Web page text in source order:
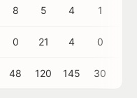
8 5 4 1
0 21 4 0
48 120 145 30